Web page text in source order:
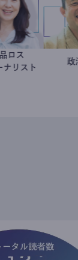
井出留美
食品ロス
ジャーナリスト